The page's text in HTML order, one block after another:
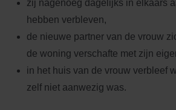
zij nagenoeg dagelijks in elkaars
hebben verbleven,
de nieuwe partner van de vrouw
de woning verschafte met zijn
in het huis van de vrouw verbleef
zelf niet aanwezig was.